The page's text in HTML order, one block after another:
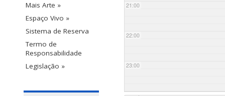
Mais Arte »
Espaço Vivo »
Sistema de Reserva
Termo de
Responsabilidade
Legislação »
21:00
22:00
23:00